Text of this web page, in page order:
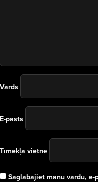
Vārds
E-pasts
Tīmekļa vietne
Saglabājiet manu vārdu,